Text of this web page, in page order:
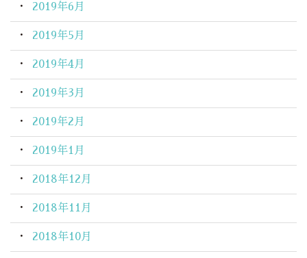
2019年6月
2019年5月
2019年4月
2019年3月
2019年2月
2019年1月
2018年12月
2018年11月
2018年10月